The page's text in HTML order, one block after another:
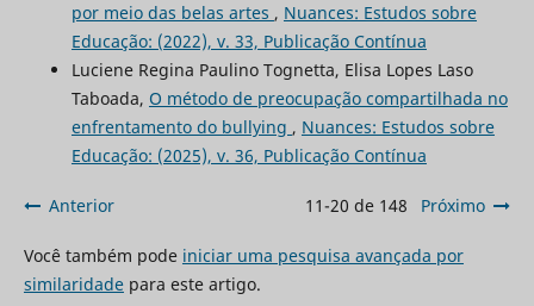
por meio das belas artes , Nuances: Estudos sobre
Educação: (2022), v. 33, Publicação Contínua
Luciene Regina Paulino Tognetta, Elisa Lopes Laso
Taboada, O método de preocupação compartilhada no
enfrentamento do bullying , Nuances: Estudos sobre
Educação: (2025), v. 36, Publicação Contínua
Anterior 11-20 de 148 Próximo
Você também pode iniciar uma pesquisa avançada por
similaridadepara este artigo.